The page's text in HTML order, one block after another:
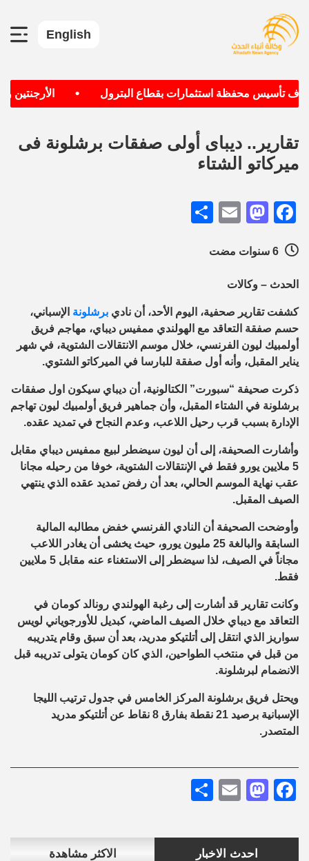
English
تأسيس محفظة استثمارات بقطاع البترول الأرجنتين
احدث الاخبار الاكثر مشاهدة
تقارير.. ديباى أولى صفقات برشلونة فى
ميركاتو الشتاء
Facebook
Mastodon
Email
الحدث – وكالات
كشفت تقارير صحفية، اليوم الأحد، أن نادي برشلونة الإسباني،
حسم صفقة التعاقد مع الهولندي ممفيس ديباي، مهاجم فريق
أولمبيك ليون الفرنسي، خلال موسم الانتقالات الشتوية، في شهر
يناير المقبل، وأنه أول صفقة للبارسا في الميركاتو الشتوي.
ذكرت صحيفة “سبورت” الكتالونية، أن ديباي سيكون اول صفقات
برشلونة في الشتاء المقبل، وأن جماهير فريق أولمبيك ليون تهاجم
الإدارة بسبب قرب رحيل اللاعب، وعدم النجاح في تمديد عقده.
وأشارت الصحيفة، إلى أن ليون سيضطر لبيع ممفيس ديباي مقابل
5 ملايين يورو فقط في الإنتقالات الشتوية، خوفا من رحيله مجانا
عقب نهاية الموسم الحالي، بعد أن رفض تمديد عقده الذي ينتهي
الصيف المقبل.
وأوضحت الصحيفة أن النادي الفرنسي خفض مطالبه المالية
السابقة والبالغة 25 مليون يورو، حيث يخشى أن يغادر اللاعب
مجاناً في الصيف، لذا سيضطر إلى الاستغناء عنه مقابل 5 ملايين
فقط.
وكانت تقارير قد أشارت إلى رغبة الهولندي رونالد كومان في
التعاقد مع ديباي خلال الصيف الماضي، كبديل للأورجوياني لويس
سواريز الذي انتقل إلى أتلتيكو مدريد، بعد أن سبق وقام يتدريبه
من قبل في منتخب الطواحين، الذي كان كومان يتولى تدريبه قبل
الانضمام لبرشلونة.
ويحتل فريق برشلونة المركز الخامس في جدول ترتيب الليجا
الإسبانية برصيد 21 نقطة بفارق 8 نقاط عن أتلتيكو مدريد
المتصدر.
Facebook
Mastodon
Email